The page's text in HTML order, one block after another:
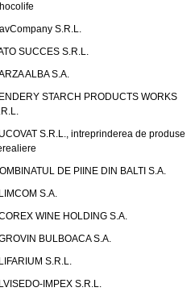
S.R.L.
SUCCES S.R.L.
ALBA S.A.
STARCH PRODUCTS WORKS
S.R.L., intreprinderea de produse
DE PIINE DIN BALTI S.A.
S.A.
WINE HOLDING S.A.
BULBOACA S.A.
S.R.L.
IMPEX S.R.L.